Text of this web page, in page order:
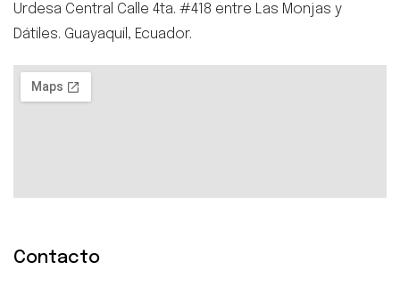
Urdesa Central Calle 4ta. #418 entre Las Monjas y
Dátiles. Guayaquil, Ecuador.
Contacto